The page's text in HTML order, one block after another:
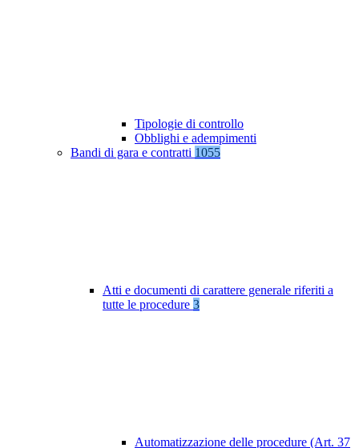
Tipologie di controllo
Obblighi e adempimenti
Bandi di gara e contratti 1055
Atti e documenti di carattere generale riferiti a
tutte le procedure 3
Automatizzazione delle procedure (Art. 37